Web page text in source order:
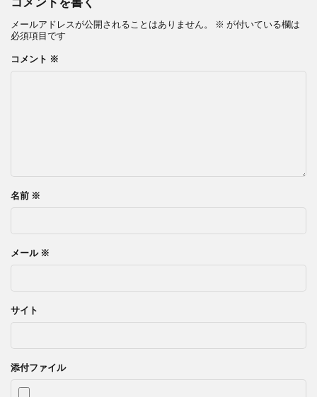
メールアドレスが公開されることはありません。 ※ が付いている欄は
必須項目です
コメント ※
名前 ※
メール ※
サイト
添付ファイル